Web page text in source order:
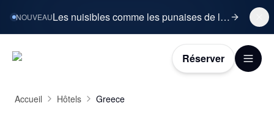
NOUVEAU Les nuisibles comme les punaises de lit sont désormais la préoccupation n°1 des voyageurs.
Réserver
Accueil Hôtels Greece